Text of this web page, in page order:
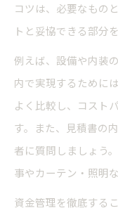
コツは、必要なもの
トと妥協できる部分
例えば、設備や内装
内で実現するために
よく比較し、コスト
す。また、見積書の
者に質問しましょう
事やカーテン・照明
資金管理を徹底する